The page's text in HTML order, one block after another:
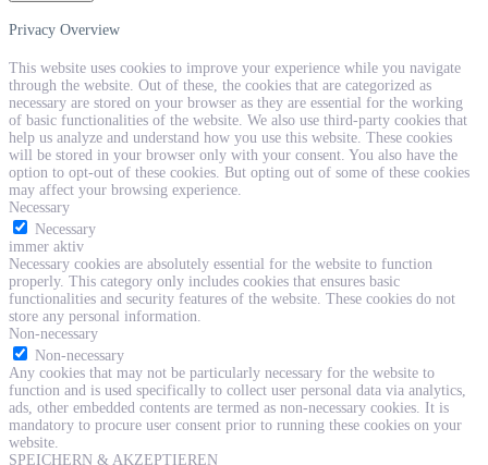
Privacy Overview
This website uses cookies to improve your experience while you navigate
through the website. Out of these, the cookies that are categorized as
necessary are stored on your browser as they are essential for the working
of basic functionalities of the website. We also use third-party cookies that
help us analyze and understand how you use this website. These cookies
will be stored in your browser only with your consent. You also have the
option to opt-out of these cookies. But opting out of some of these cookies
may affect your browsing experience.
Necessary
Necessary
immer aktiv
Necessary cookies are absolutely essential for the website to function
properly. This category only includes cookies that ensures basic
functionalities and security features of the website. These cookies do not
store any personal information.
Non-necessary
Non-necessary
Any cookies that may not be particularly necessary for the website to
function and is used specifically to collect user personal data via analytics,
ads, other embedded contents are termed as non-necessary cookies. It is
mandatory to procure user consent prior to running these cookies on your
website.
SPEICHERN & AKZEPTIEREN